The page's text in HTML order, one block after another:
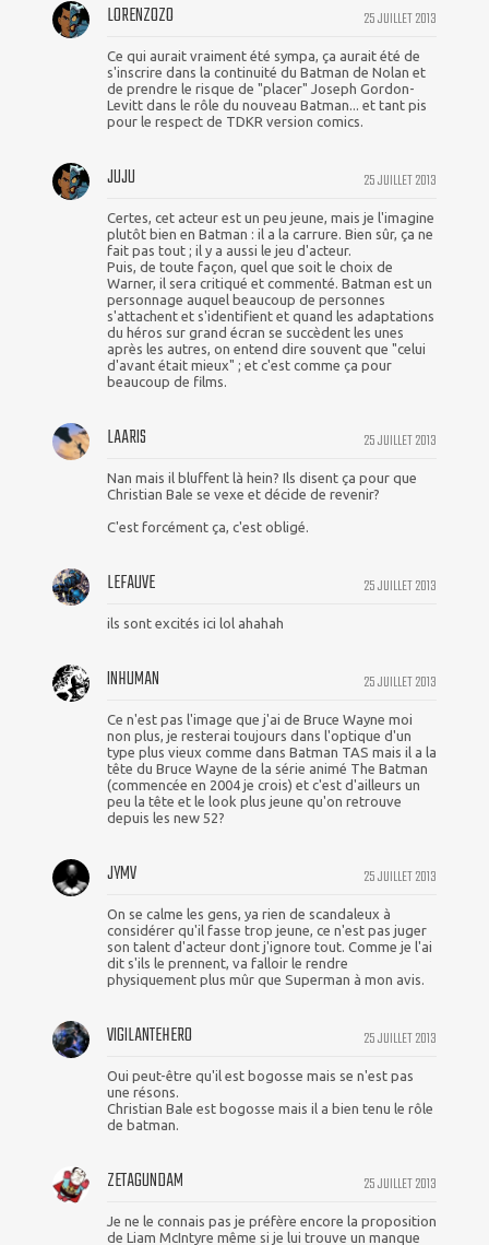
25 JUILLET 2013
LORENZOZO
Ce qui aurait vraiment été sympa, ça aurait été de
s'inscrire dans la continuité du Batman de Nolan et
de prendre le risque de "placer" Joseph Gordon-
Levitt dans le rôle du nouveau Batman... et tant pis
pour le respect de TDKR version comics.
25 JUILLET 2013
JUJU
Certes, cet acteur est un peu jeune, mais je l'imagine
plutôt bien en Batman : il a la carrure. Bien sûr, ça ne
fait pas tout ; il y a aussi le jeu d'acteur.
Puis, de toute façon, quel que soit le choix de
Warner, il sera critiqué et commenté. Batman est un
personnage auquel beaucoup de personnes
s'attachent et s'identifient et quand les adaptations
du héros sur grand écran se succèdent les unes
après les autres, on entend dire souvent que "celui
d'avant était mieux" ; et c'est comme ça pour
beaucoup de films.
25 JUILLET 2013
LAARIS
Nan mais il bluffent là hein? Ils disent ça pour que
Christian Bale se vexe et décide de revenir?
C'est forcément ça, c'est obligé.
25 JUILLET 2013
LEFAUVE
ils sont excités ici lol ahahah
25 JUILLET 2013
INHUMAN
Ce n'est pas l'image que j'ai de Bruce Wayne moi
non plus, je resterai toujours dans l'optique d'un
type plus vieux comme dans Batman TAS mais il a la
tête du Bruce Wayne de la série animé The Batman
(commencée en 2004 je crois) et c'est d'ailleurs un
peu la tête et le look plus jeune qu'on retrouve
depuis les new 52?
25 JUILLET 2013
JYMV
On se calme les gens, ya rien de scandaleux à
considérer qu'il fasse trop jeune, ce n'est pas juger
son talent d'acteur dont j'ignore tout. Comme je l'ai
dit s'ils le prennent, va falloir le rendre
physiquement plus mûr que Superman à mon avis.
25 JUILLET 2013
VIGILANTEHERO
Oui peut-être qu'il est bogosse mais se n'est pas
une résons.
Christian Bale est bogosse mais il a bien tenu le rôle
de batman.
25 JUILLET 2013
ZETAGUNDAM
Je ne le connais pas je préfère encore la proposition
de Liam McIntyre même si je lui trouve un manque